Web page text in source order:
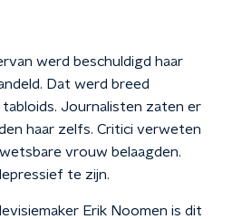
werd beschuldigd haar
Dat werd breed
Journalisten zaten er
haar zelfs. Critici verweten
vrouw belaagden.
te zijn.
Erik Noomen is dit